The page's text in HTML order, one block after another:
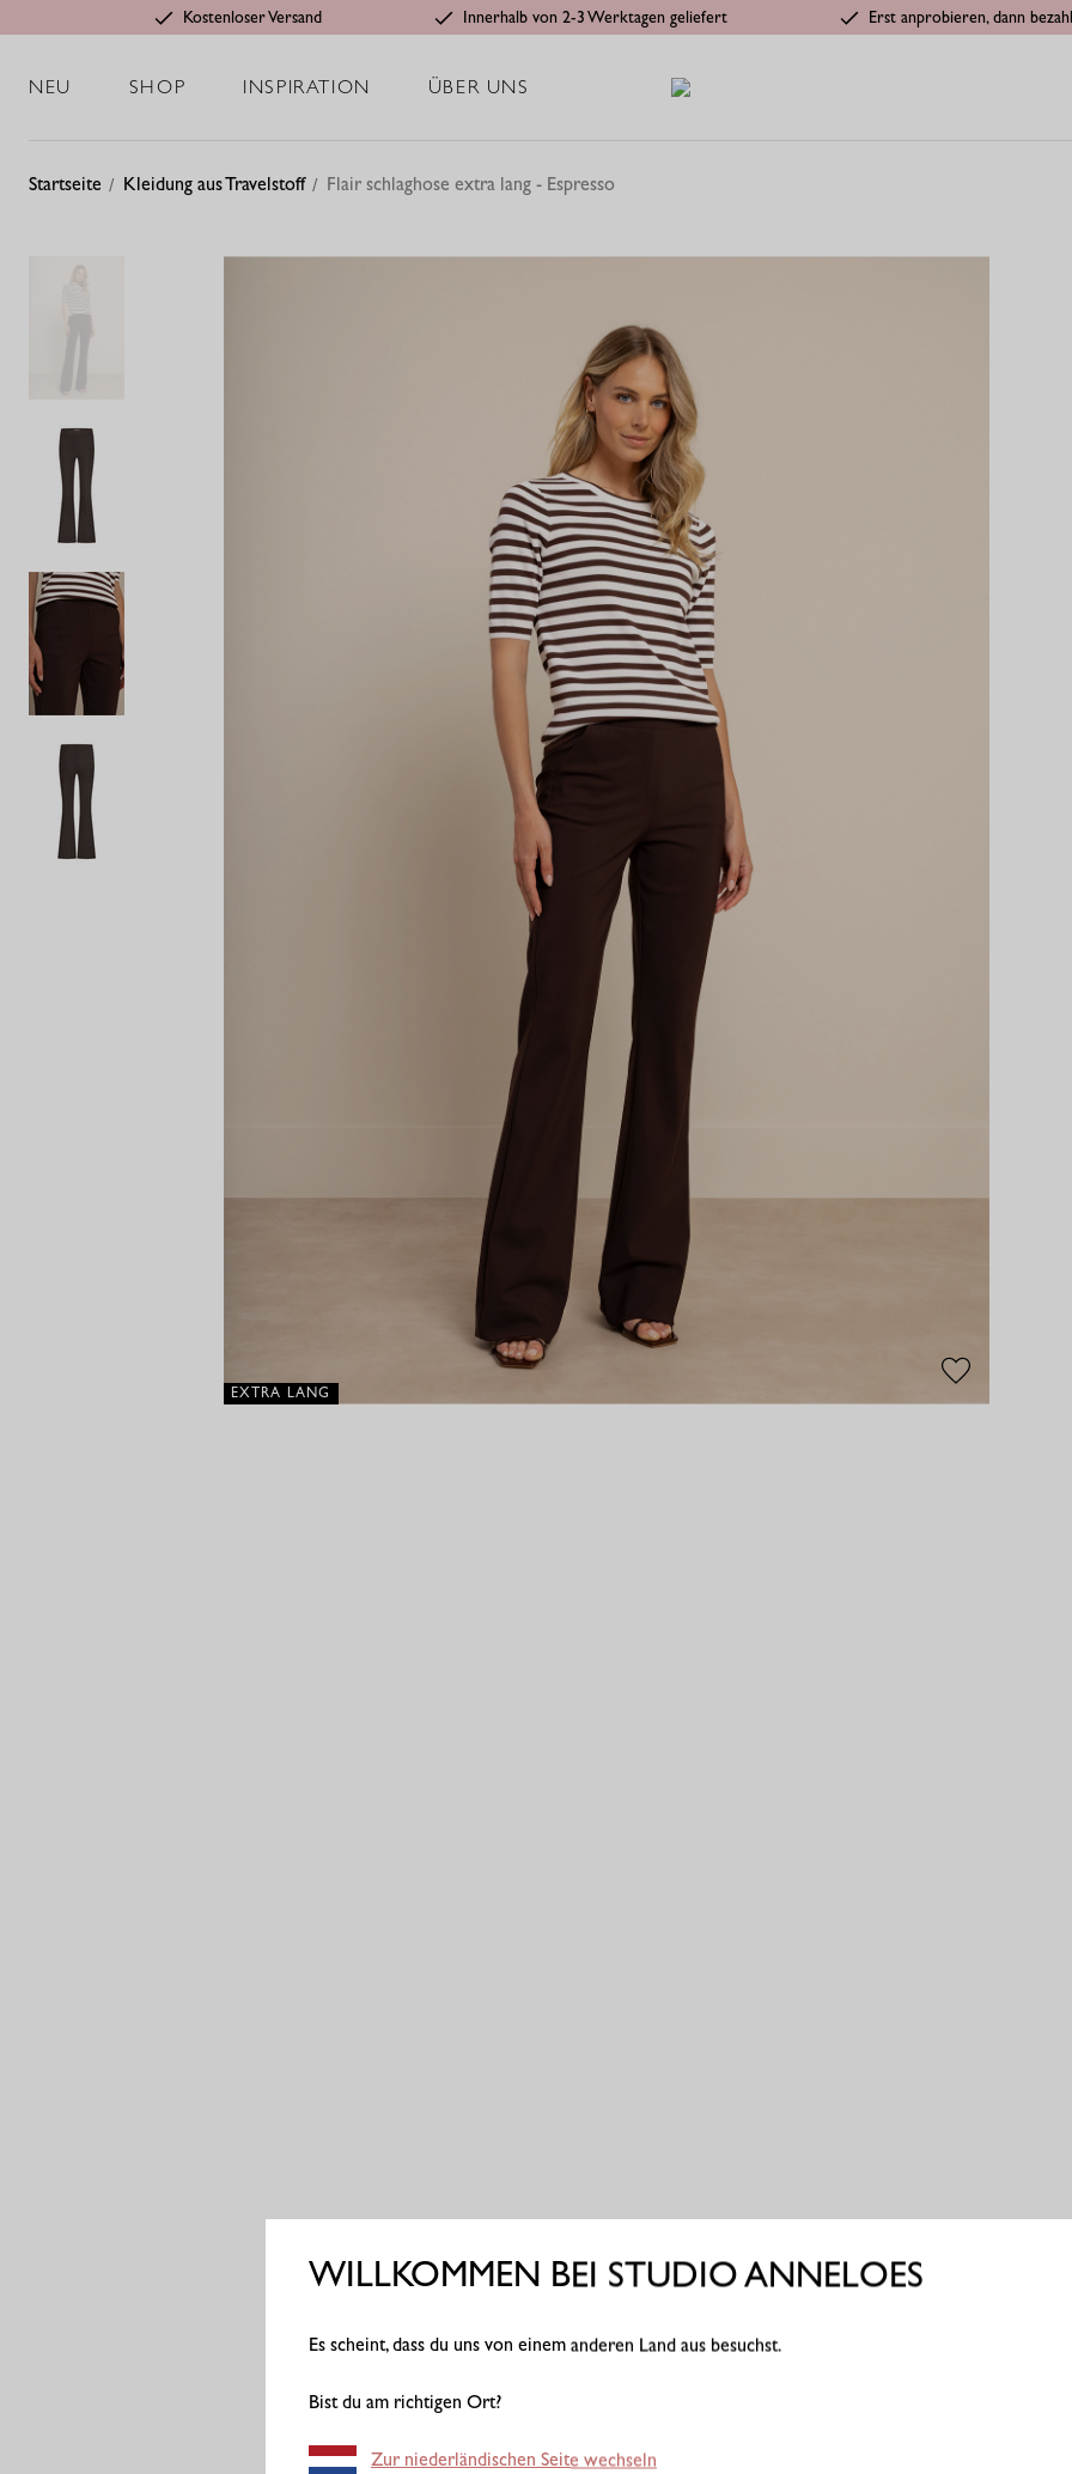
Kostenloser Versand Innerhalb von 2-3 Werktagen geliefert Erst anprobieren, dann
NEU SHOP INSPIRATION ÜBER UNS
Startseite Kleidung aus Travelstoff Flair schlaghose extra lang - Espresso
EXTRA LANG
WILLKOMMEN BEI STUDIO ANNELOES
Es scheint, dass du uns von einem anderen Land aus besuchst.
Bist du am richtigen Ort?
Zur niederländischen Seite wechseln